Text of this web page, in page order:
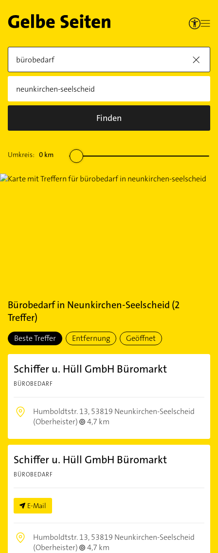
Finden
Umkreis: 0 km
Bürobedarfin Neunkirchen-Seelscheid (2
Treffer)
Beste Treffer Entfernung Geöffnet
Schiffer u. Hüll GmbH Büromarkt
BÜROBEDARF
Humboldtstr. 13,53819 Neunkirchen-Seelscheid
(Oberheister)
4,7 km
Schiffer u. Hüll GmbH Büromarkt
BÜROBEDARF
E-Mail
Humboldtstr. 13,53819 Neunkirchen-Seelscheid
(Oberheister)
4,7 km